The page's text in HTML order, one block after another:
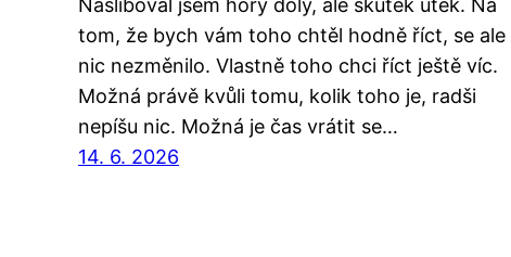
Nasliboval jsem hory doly, ale skutek utek. Na
tom, že bych vám toho chtěl hodně říct, se ale
nic nezměnilo. Vlastně toho chci říct ještě víc.
Možná právě kvůli tomu, kolik toho je, radši
nepíšu nic. Možná je čas vrátit se…
14. 6. 2026